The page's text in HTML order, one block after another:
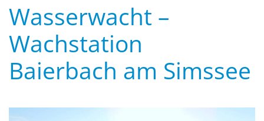
Wasserwacht –
Wachstation
Baierbach am Simssee